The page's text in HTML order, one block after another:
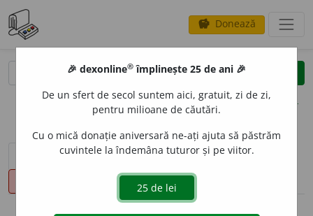
savings Donează
clear
opțiuni
sinteza definițiilor (1) definiții (24)
declinări
🎉 dexonline® împlinește 25 de ani 🎉
De un sfert de secol suntem aici, gratuit, zi de zi,
pentru milioane de căutări.
Cu o mică donație aniversară ne-ați ajuta să păstrăm
cuvintele la îndemâna tuturor și pe viitor.